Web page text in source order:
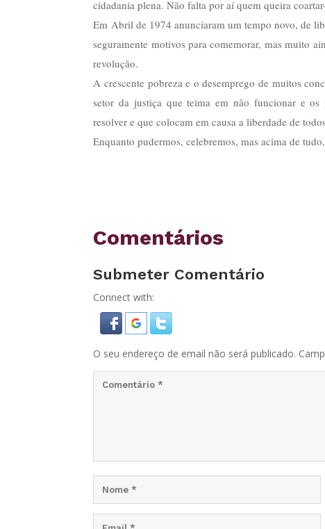
cidadania plena. Não falta por aí quem queira
Em Abril de 1974 anunciaram um tempo novo, de
seguramente motivos para comemorar, mas muito
revolução.
A crescente pobreza e o desemprego de muitos
setor da justiça que teima em não funcionar e os
resolver e que colocam em causa a liberdade de
Enquanto pudermos, celebremos, mas acima de
Comentários
Submeter Comentário
Connect with:
O seu endereço de email não será publicado.